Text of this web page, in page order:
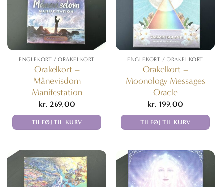
ENGLEKORT / ORAKELKORT
Orakelkort –
Månevisdom
Manifestation
kr. 269,00
TILFØJ TIL KURV
ENGLEKORT / ORAKELKORT
Orakelkort –
Moonology Messages
Oracle
kr. 199,00
TILFØJ TIL KURV